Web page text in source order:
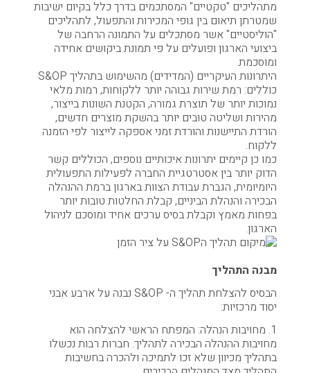
מתהליכים "טקטיים" המסתכמים בדרך כלל בקיום ישיבות
שמטרתן תיאום בין גופי המכירות והתפעול, לתהליכים
"הוליסטיים" אשר מסתכלים על התמונה הרחבה של
ביצועי הארגון ופועלים על פי תמונת ביקושים אחידה
ומוסכמת.
היתרונות העיקריים (המדידים) מהשימוש בתהליך S&OP
כוללים: רמת שירות גבוהה יותר ללקוחות, רמות מלאי
נמוכות יותר של תוצרת גמורה, הקטנת השונות בייצור,
מהירות ושליטה טובים יותר בהשקת מוצרים חדשים,
הורדת התיישנות והורדת זמני אספקה לייצור לפי הזמנה
ללקוח.
כמו כן קיימים יתרונות איכותיים נוספים, הכוללים קשר
הדוק יותר בין אסטרטגיית החברה לפעילות התפעולית
היומיומית, הגברת עבודת הצוות בארגון ברמת ההנהלה
הבכירה והנהלת הביניים, קבלת החלטות טובות יותר
בפחות מאמץ וקבלת בסיס ערכים אחיד ומוסכם לניהול
הארגון.
מבנה התהליך
הבסיס להצלחת תהליך ה- S&OP נבנה על ארבע אבני
יסוד מרכזיות:
1. מחויבות הנהלה: המפתח הראשי להצלחה הוא
מחויבות ההנהלה הבכירה לתהליך. חברות רבות נכשלו
בתהליך מכיוון שלא זכו לתמיכה ולהכרה בחשיבות